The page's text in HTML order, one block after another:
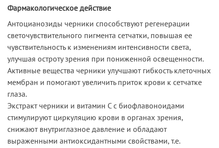
Фармакологическое действие
Антоцианозиды черники способствуют регенерации
светочувствительного пигмента сетчатки, повышая ее
чувствительность к изменениям интенсивности света,
улучшая остроту зрения при пониженной освещенности.
Активные вещества черники улучшают гибкость клеточных
мембран и помогают увеличить приток крови к сетчатке
глаза.
Экстракт черники и витамин С с биофлавоноидами
стимулируют циркуляцию крови в органах зрения,
снижают внутриглазное давление и обладают
выраженными антиоксидантными свойствами, т.е.